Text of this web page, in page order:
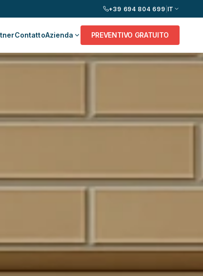
+39 694 804 699 IT
ContattoAzienda PREVENTIVO GRATUITO